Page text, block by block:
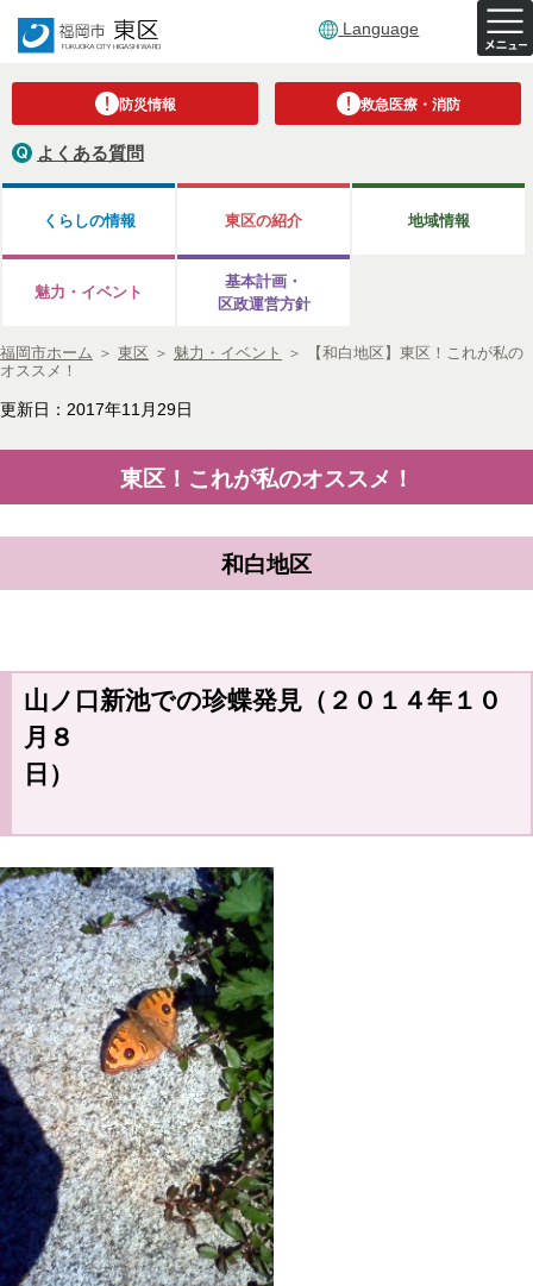
Language
防災情報 救急医療・消防
よくある質問
くらしの情報 東区の紹介 地域情報
魅力・イベント
基本計画・
区政運営方針
福岡市ホーム ＞ 東区 ＞ 魅力・イベント ＞
【和白地区】東区！これが私の
オススメ！
更新日：2017年11月29日
東区！これが私のオススメ！
和白地区
山ノ口新池での珍蝶発見（２０１４年１０
月８
日）